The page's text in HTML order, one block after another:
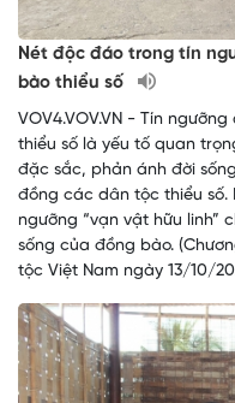
Nét độc đáo trong tín
bào thiểu số
VOV4.VOV.VN - Tín
thiểu số là yếu tố quan
đặc sắc, phản ánh đời
đồng các dân tộc thiểu số.
ngưỡng “vạn vật hữu linh”
sống của đồng bào.
tộc Việt Nam ngày 13/10/